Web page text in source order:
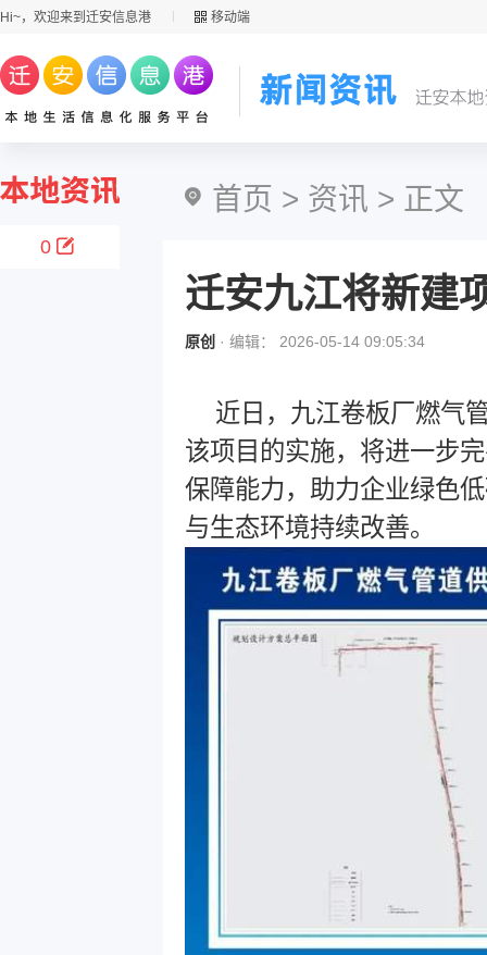
Hi~，欢迎来到迁安信息港 移动端
0
首页 > 资讯 > 正文
迁安九江将新建
原创 · 编辑： 2026-05-14 09:05:34
近日，九江卷板厂燃气
该项目的实施，将进一步
保障能力，助力企业绿色
与生态环境持续改善。